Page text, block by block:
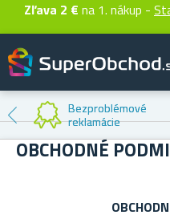
Zľava 2 € na 1. nákup -
OBCHODNÉ